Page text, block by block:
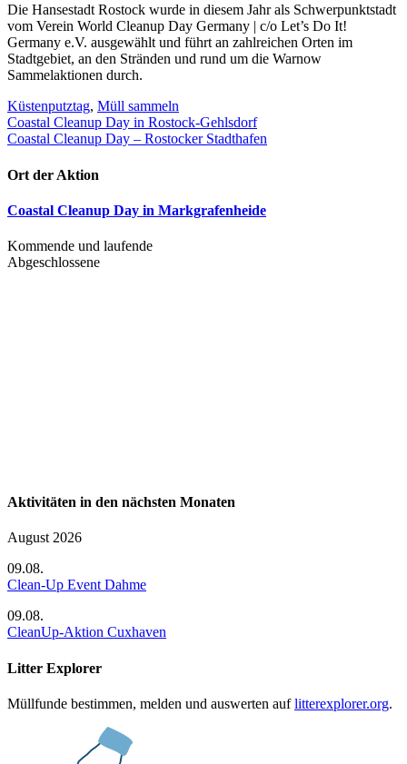
Die Hansestadt Rostock wurde in diesem Jahr als Schwerpunktstadt
vom Verein World Cleanup Day Germany | c/o Let’s Do It!
Germany e.V. ausgewählt und führt an zahlreichen Orten im
Stadtgebiet, an den Stränden und rund um die Warnow
Sammelaktionen durch.
Küstenputztag, Müll sammeln
Beitragsnavigation
Coastal Cleanup Day in Rostock-Gehlsdorf
Coastal Cleanup Day – Rostocker Stadthafen
Ort der Aktion
Coastal Cleanup Day in Markgrafenheide
Kommende und laufende
Abgeschlossene
Aktivitäten in den nächsten Monaten
August 2026
09.08.
Clean-Up Event Dahme
09.08.
CleanUp-Aktion Cuxhaven
Litter Explorer
Müllfunde bestimmen, melden und auswerten auflitterexplorer.org.